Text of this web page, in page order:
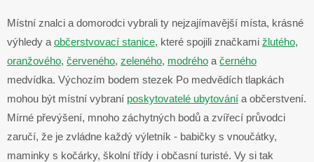
Místní znalci a domorodci vybrali ty nejzajímavější místa, krásné
výhledy a občerstvovací stanice, které spojili značkami žlutého,
oranžového, červeného, zeleného, modrého a černého
medvídka. Výchozím bodem stezek Po medvědích tlapkách
mohou být místní vybraní poskytovatelé ubytování a občerstvení.
Mírné převýšení, mnoho záchytných bodů a zvířecí průvodci
zaručí, že je zvládne každý výletník - babičky s vnoučátky,
maminky s kočárky, školní třídy i občasní turisté. Vy si tak